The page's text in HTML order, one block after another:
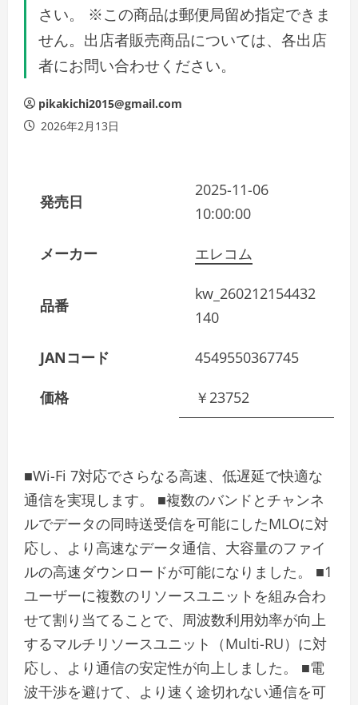
さい。 ※この商品は郵便局留め指定できま
せん。出店者販売商品については、各出店
者にお問い合わせください。
pikakichi2015@gmail.com
2026年2月13日
発売日
2025-11-06
10:00:00
メーカー エレコム
品番
kw_260212154432
140
JANコード 4549550367745
価格 ￥23752
■Wi-Fi 7対応でさらなる高速、低遅延で快適な
通信を実現します。 ■複数のバンドとチャンネ
ルでデータの同時送受信を可能にしたMLOに対
応し、より高速なデータ通信、大容量のファイ
ルの高速ダウンロードが可能になりました。 ■1
ユーザーに複数のリソースユニットを組み合わ
せて割り当てることで、周波数利用効率が向上
するマルチリソースユニット（Multi-RU）に対
応し、より通信の安定性が向上しました。 ■電
波干渉を避けて、より速く途切れない通信を可